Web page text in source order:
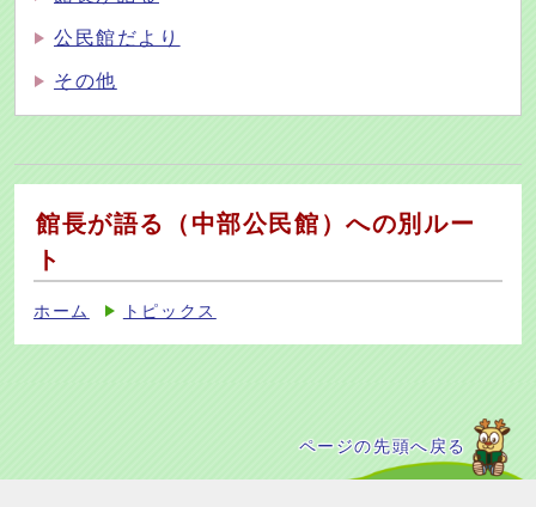
公民館だより
その他
館長が語る（中部公民館）への別ルー
ト
ホーム トピックス
ページの先頭へ戻る